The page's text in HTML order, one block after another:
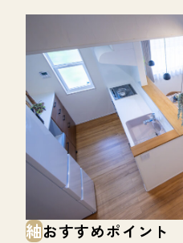
紬おすすめポイント